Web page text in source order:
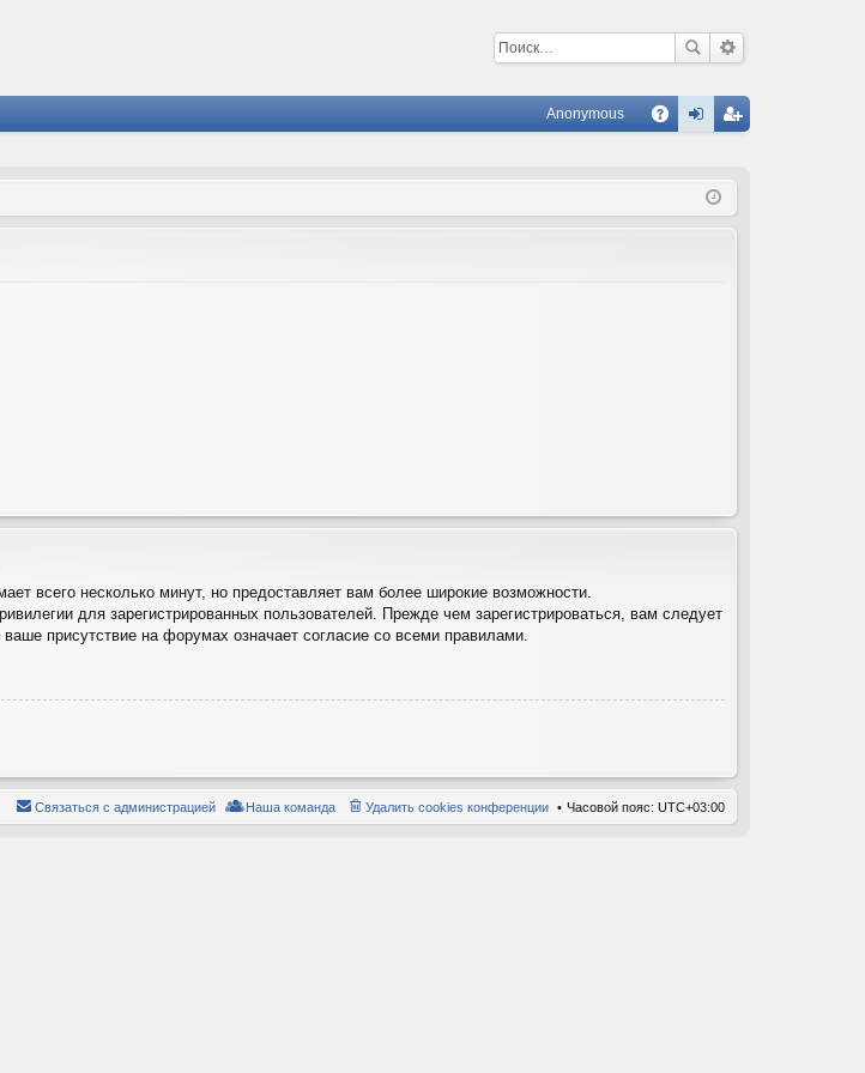
С
Anonymous
ис
всего несколько минут, но предоставляет вам более широкие возможности.
для зарегистрированных пользователей. Прежде чем зарегистрироваться, вам следует
присутствие на форумах означает согласие со всеми правилами.
Часовой пояс: UTC+03:00
Удалить cookies конференции
Наша команда
Связаться с администрацией